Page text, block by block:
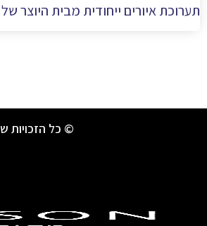
תערוכת איורים ייחודית מבית
© כל הזכויות